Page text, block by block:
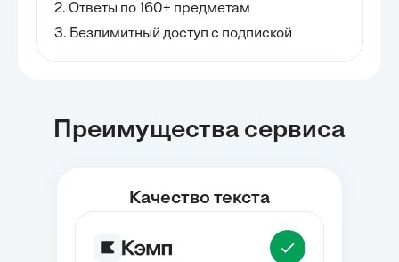
2. Ответы по 160+ предметам
3. Безлимитный доступ с подпиской
Преимущества сервиса
Качество текста